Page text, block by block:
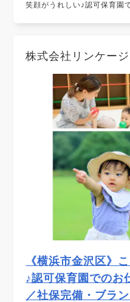
笑顔がうれしい♪認可保育園
株式会社リンケージ
《横浜市金沢区》
♪認可保育園でのお
／社保完備・ブラ